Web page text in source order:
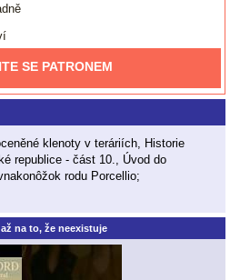
SE PATRONEM
klenoty v teráriích, Historie
republice - část 10., Úvod do
rodu Porcellio;
na to, že neexistuje